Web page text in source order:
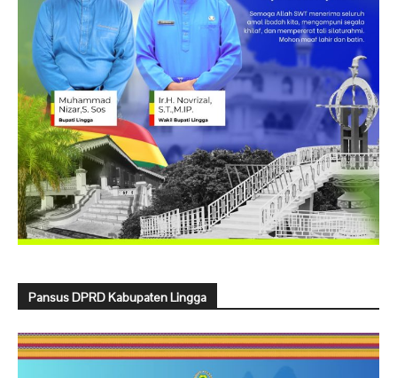
Pansus DPRD Kabupaten Lingga